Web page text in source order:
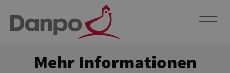
Mehr Informationen